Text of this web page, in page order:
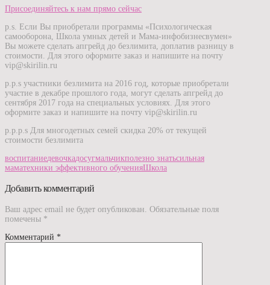
Присоединяйтесь к нам прямо сейчас
p.s. Если Вы приобретали программы «Психологическая
самооборона, Школа умных детей и Мама-инфобизнесвумен»
Вы можете сделать апгрейд до безлимита, доплатив разницу в
стоимости. Для этого оформите заказ и напишите на почту
vip@skirilin.ru
p.p.s участники безлимита на 2016 год, которые приобретали
участие в декабре прошлого года, могут сделать апгрейд до
сентября 2017 года на специальных условиях. Для этого
оформите заказ и напишите на почту vip@skirilin.ru
p.p.p.s Для многодетных семей скидка 20% от текущей
стоимости безлимита
воспитаниедевочкадосугмальчикполезно знатьсильная
маматехники эффективного обученияШкола
Добавить комментарий
Ваш адрес email не будет опубликован. Обязательные поля
помечены *
Комментарий *